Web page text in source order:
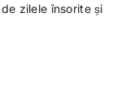
zilele însorite și